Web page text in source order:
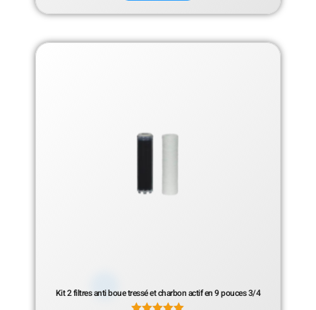
Kit 2 filtres anti boue tressé et charbon actif en 9 pouces 3/4